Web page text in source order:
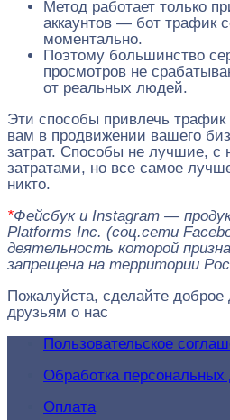
Метод работает только
аккаунтов — бот трафик
моментально.
Поэтому большинство
просмотров не
от реальных людей.
Эти способы привлечь трафик
вам в продвижении вашего
затрат. Способы не лучшие, с
затратами, но все самое
никто.
*Фейсбук и Instagram —
Platforms Inc. (соц.сети
деятельность которой
запрещена на территории
Пожалуйста, сделайте доброе
друзьям о нас
Пользовательское
Обработка персональных
Оплата